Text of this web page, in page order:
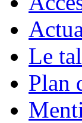
Le
Plan